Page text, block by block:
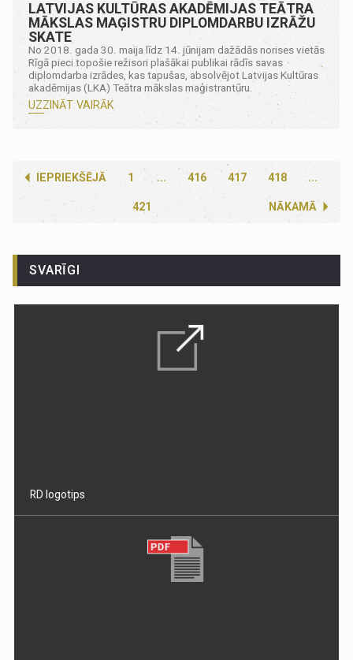
LATVIJAS KULTŪRAS AKADĒMIJAS TEĀTRA
MĀKSLAS MAĢISTRU DIPLOMDARBU IZRĀŽU
SKATE
No 2018. gada 30. maija līdz 14. jūnijam dažādās norises vietās
Rīgā pieci topošie režisori plašākai publikai rādīs savas
diplomdarba izrādes, kas tapušas, absolvējot Latvijas Kultūras
akadēmijas (LKA) Teātra mākslas maģistrantūru.
UZZINĀT VAIRĀK
IEPRIEKŠĒJĀ 1 ... 416 417 418
NĀKAMĀ
...
421
SVARĪGI
RD logotips